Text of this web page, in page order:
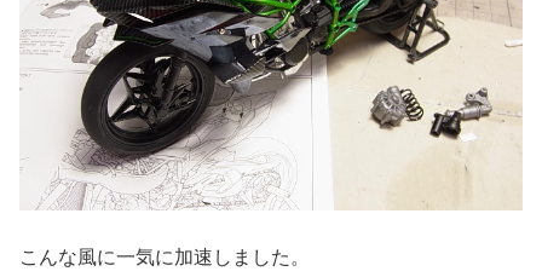
こんな風に一気に加速しました。